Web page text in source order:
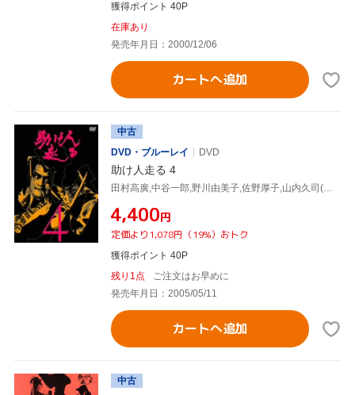
獲得ポイント 40P
在庫あり
発売年月日：2000/12/06
カートへ追加
中古
DVD・ブルーレイ
DVD
助け人走る 4
田村高廣,中谷一郎,野川由美子,佐野厚子,山内久司(プロデューサー),仲川利久(プロデューサー),桜井洋三(プロデューサー),平尾昌晃(音楽)
¥4,400円
定価より1,078円（19%）おトク
獲得ポイント 40P
残り1点
ご注文はお早めに
発売年月日：2005/05/11
カートへ追加
中古